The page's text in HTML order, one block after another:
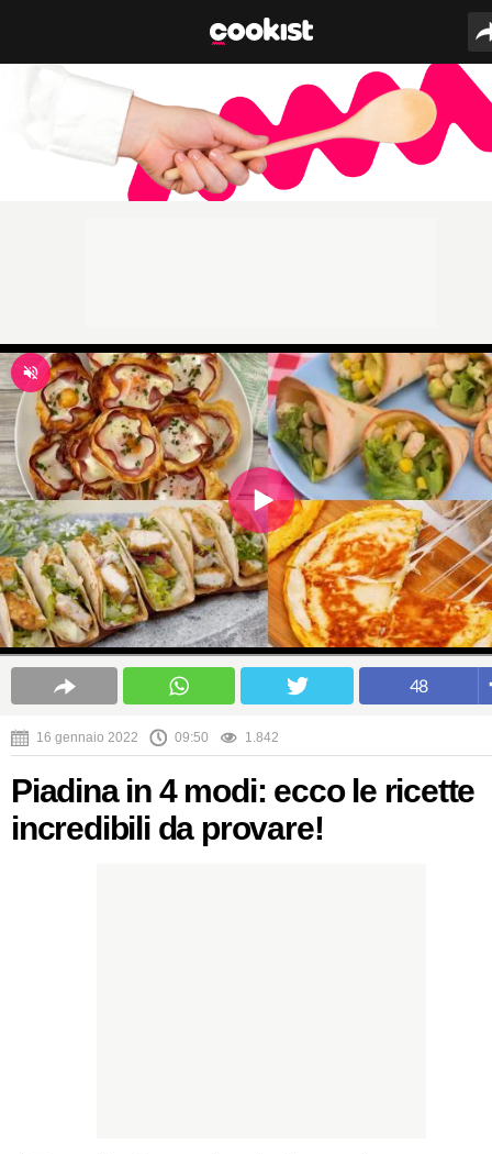
48
16 gennaio 2022 09:50 1.842
Piadina in 4 modi: ecco le ricette
incredibili da provare!